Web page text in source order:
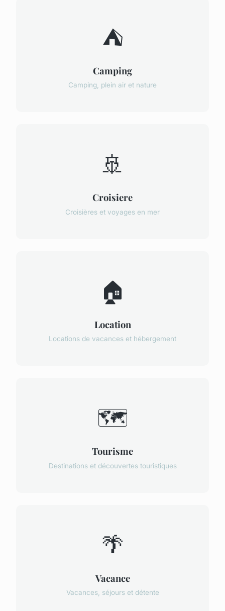
⛺
Camping
Camping, plein air et nature
🚢
Croisiere
Croisières et voyages en mer
🏠
Location
Locations de vacances et hébergement
🗺️
Tourisme
Destinations et découvertes touristiques
🌴
Vacance
Vacances, séjours et détente